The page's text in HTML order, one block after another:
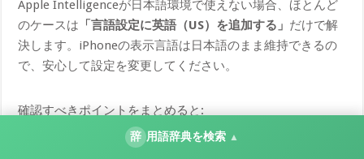
Apple Intelligenceが日本語環境で使えない場合、ほとんど
のケースは 「言語設定に英語（US）を追加する」 だけで解
決します。iPhoneの表示言語は日本語のまま維持できるの
で、安心して設定を変更してください。
確認すべきポイントをまとめると:
辞 用語辞典を検索 ▲